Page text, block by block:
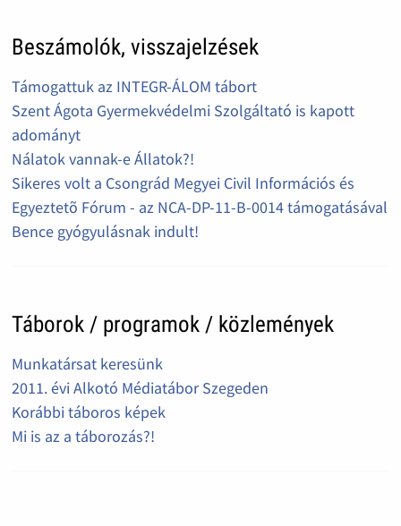
Beszámolók, visszajelzések
Támogattuk az INTEGR-ÁLOM tábort
Szent Ágota Gyermekvédelmi Szolgáltató is kapott
adományt
Nálatok vannak-e Állatok?!
Sikeres volt a Csongrád Megyei Civil Információs és
Egyeztetõ Fórum - az NCA-DP-11-B-0014 támogatásával
Bence gyógyulásnak indult!
Táborok / programok / közlemények
Munkatársat keresünk
2011. évi Alkotó Médiatábor Szegeden
Korábbi táboros képek
Mi is az a táborozás?!